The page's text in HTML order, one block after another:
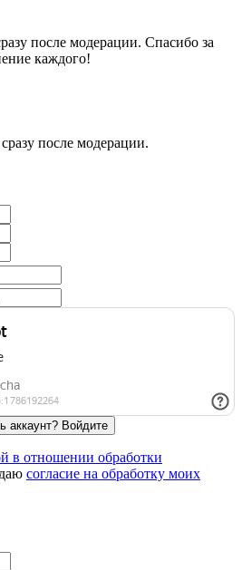
после модерации. Спасибо за
каждого!
после модерации.
аккаунт? Войдите
в отношении обработки
согласие на обработку моих